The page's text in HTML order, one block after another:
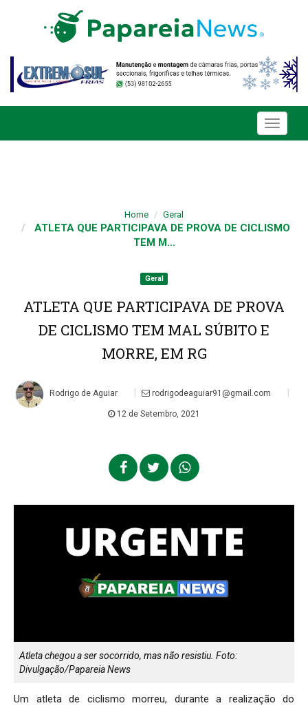
Toggle
Home Geral
ATLETA QUE PARTICIPAVA DE PROVA DE CICLISMO
TEM M...
Geral
ATLETA QUE PARTICIPAVA DE PROVA
DE CICLISMO TEM MAL SÚBITO E
MORRE, EM RG
Rodrigo de Aguiar rodrigodeaguiar91@gmail.com
12 de Setembro, 2021
Atleta chegou a ser socorrido, mas não resistiu. Foto:
Divulgação/Papareia News
Um atleta de ciclismo morreu, durante a realização do